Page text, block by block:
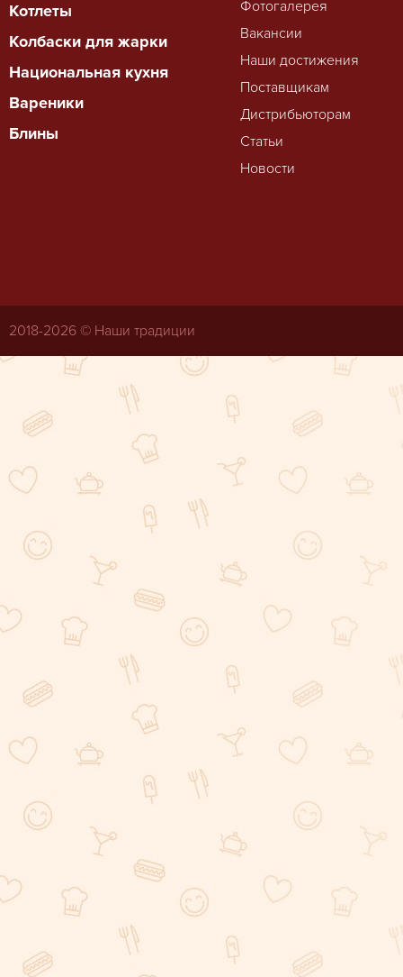
Котлеты
Колбаски для жарки
Национальная кухня
Вареники
Блины
Фотогалерея
Вакансии
Наши достижения
Поставщикам
Дистрибьюторам
Статьи
Новости
2018-2026 © Наши традиции